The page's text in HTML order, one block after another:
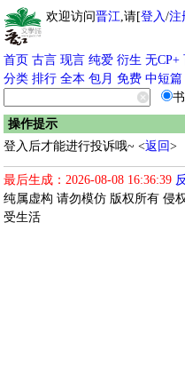
欢迎访问晋江,请[登入/注
首页 古言 现言 纯爱 衍生 无CP+
分类 排行 全本 包月 免费 中短篇
操作提示
登入后才能进行投诉哦~ <返回>
最后生成：2026-08-08 16:36:39
纯属虚构 请勿模仿 版权所有 侵
受生活